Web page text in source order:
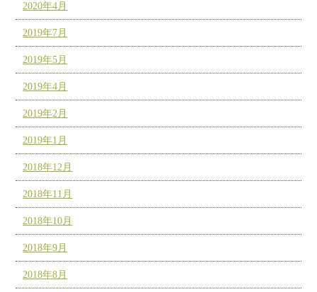
2020年4月
2019年7月
2019年5月
2019年4月
2019年2月
2019年1月
2018年12月
2018年11月
2018年10月
2018年9月
2018年8月